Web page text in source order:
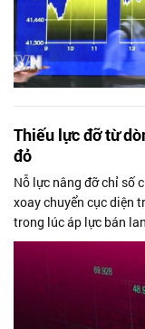
Thiếu lực đỡ từ
đỏ
Nỗ lực nâng đỡ chỉ số
xoay chuyển cục diện
trong lúc áp lực bán
giảm...